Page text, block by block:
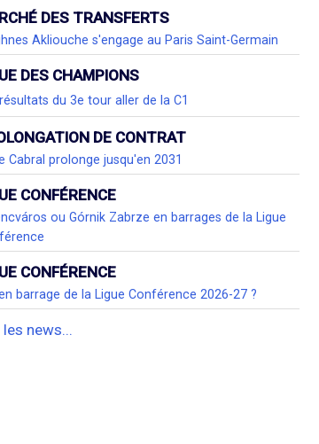
DES TRANSFERTS
Akliouche s'engage au Paris Saint-Germain
DES CHAMPIONS
du 3e tour aller de la C1
DE CONTRAT
Cabral prolonge jusqu'en 2031
CONFÉRENCE
ou Górnik Zabrze en barrages de la Ligue
CONFÉRENCE
barrage de la Ligue Conférence 2026-27 ?
news...